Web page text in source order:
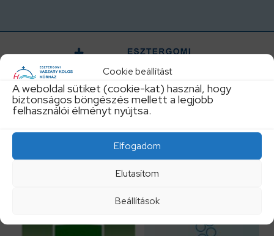
Cookie beállítást
A weboldal sütiket (cookie-kat) használ, hogy
biztonságos böngészés mellett a legjobb
felhasználói élményt nyújtsa.
Elfogadom
Elutasítom
Beállítások
+36 33 542300
titkarsag@vaszary.hu